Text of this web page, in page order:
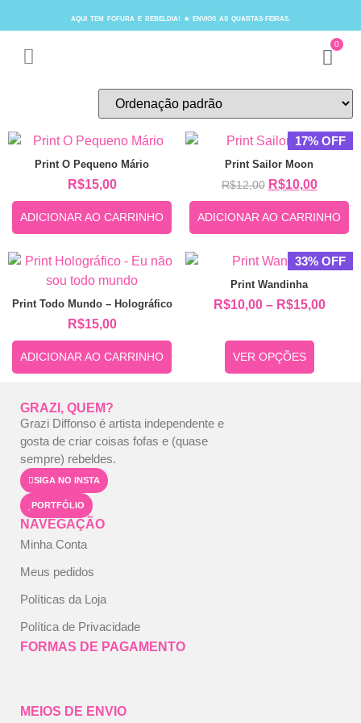
AQUI TEM FOFURA E REBELDIA! ★ ENVIOS ÀS QUARTAS-FEIRAS.
0
Print O Pequeno Mário
R$15,00
ADICIONAR AO CARRINHO
17% OFF
Print Sailor Moon
R$12,00 R$10,00
ADICIONAR AO CARRINHO
Print Todo Mundo – Holográfico
R$15,00
ADICIONAR AO CARRINHO
33% OFF
Print Wandinha
R$10,00 – R$15,00
VER OPÇÕES
GRAZI, QUEM?
Grazi Diffonso é artista independente e
gosta de criar coisas fofas e (quase
sempre) rebeldes.
SIGA NO INSTA
PORTFÓLIO
NAVEGAÇÃO
Minha Conta
Meus pedidos
Políticas da Loja
Política de Privacidade
FORMAS DE PAGAMENTO
MEIOS DE ENVIO